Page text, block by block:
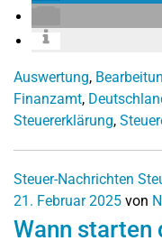
Auswertung,
Finanzamt,
Steuererklärung,
Steuer-Nachrichten
21. Februar 2025 von
Wann starten